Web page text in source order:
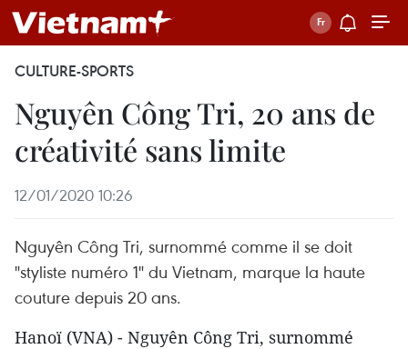
CULTURE-SPORTS
Nguyên Công Tri, 20 ans de
créativité sans limite
12/01/2020 10:26
Nguyên Công Tri, surnommé comme il se doit
"styliste numéro 1" du Vietnam, marque la haute
couture depuis 20 ans.
Hanoï (VNA) - Nguyên Công Tri, surnommé